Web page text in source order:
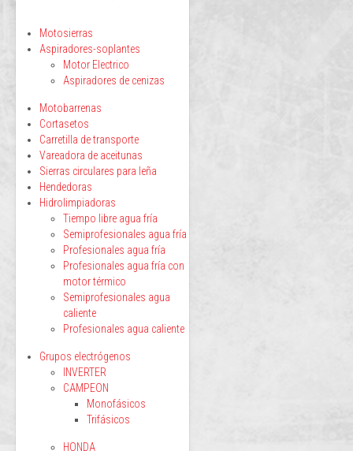
Motosierras
Aspiradores-soplantes
Motor Electrico
Aspiradores de cenizas
Motobarrenas
Cortasetos
Carretilla de transporte
Vareadora de aceitunas
Sierras circulares para leña
Hendedoras
Hidrolimpiadoras
Tiempo libre agua fría
Semiprofesionales agua fría
Profesionales agua fría
Profesionales agua fría con
motor térmico
Semiprofesionales agua
caliente
Profesionales agua caliente
Grupos electrógenos
INVERTER
CAMPEON
Monofásicos
Trifásicos
HONDA